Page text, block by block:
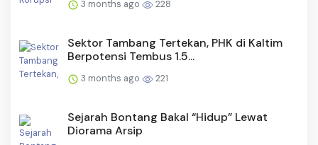
3 months ago 228
Sektor Tambang Tertekan, PHK di Kaltim
Berpotensi Tembus 1.5...
3 months ago 221
Sejarah Bontang Bakal “Hidup” Lewat
Diorama Arsip